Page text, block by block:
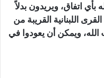
بأي اتفاق، ويريدون بدلاً
اللبنانية القريبة من
ويمكن أن يعودوا في